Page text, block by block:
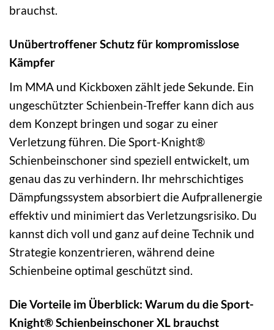
brauchst.
Unübertroffener Schutz für kompromisslose
Kämpfer
Im MMA und Kickboxen zählt jede Sekunde. Ein
ungeschützter Schienbein-Treffer kann dich aus
dem Konzept bringen und sogar zu einer
Verletzung führen. Die Sport-Knight®
Schienbeinschoner sind speziell entwickelt, um
genau das zu verhindern. Ihr mehrschichtiges
Dämpfungssystem absorbiert die Aufprallenergie
effektiv und minimiert das Verletzungsrisiko. Du
kannst dich voll und ganz auf deine Technik und
Strategie konzentrieren, während deine
Schienbeine optimal geschützt sind.
Die Vorteile im Überblick: Warum du die Sport-
Knight® Schienbeinschoner XL brauchst